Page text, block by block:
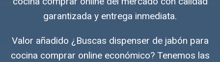
garantizada y entrega inmediata.
Valor añadido ¿Buscas dispenser de jabón para
cocina comprar online económico? Tenemos las